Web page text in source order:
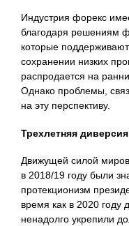
Индустрия форекс
благодаря решениям
которые
сохранении низких
распродается на
Однако проблемы,
на эту перспективу.
Трехлетняя
Движущей силой
в 2018/19 году были
протекционизм
время как в 2020
ненадолго укрепили